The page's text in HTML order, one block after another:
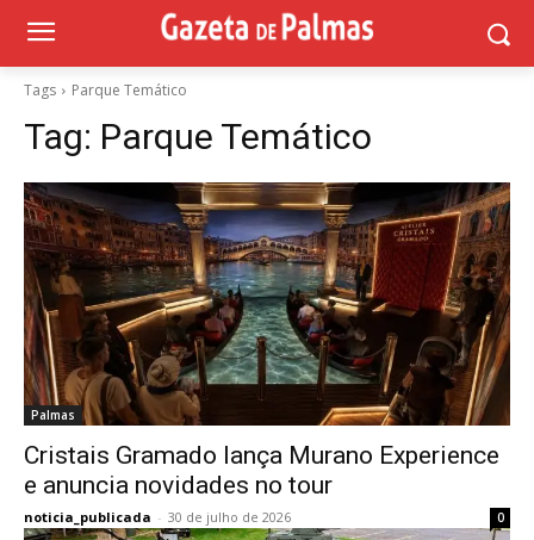
Tags Parque Temático
Tag: Parque Temático
Palmas
Cristais Gramado lança Murano Experience
e anuncia novidades no tour
noticia_publicada - 30 de julho de 2026 0